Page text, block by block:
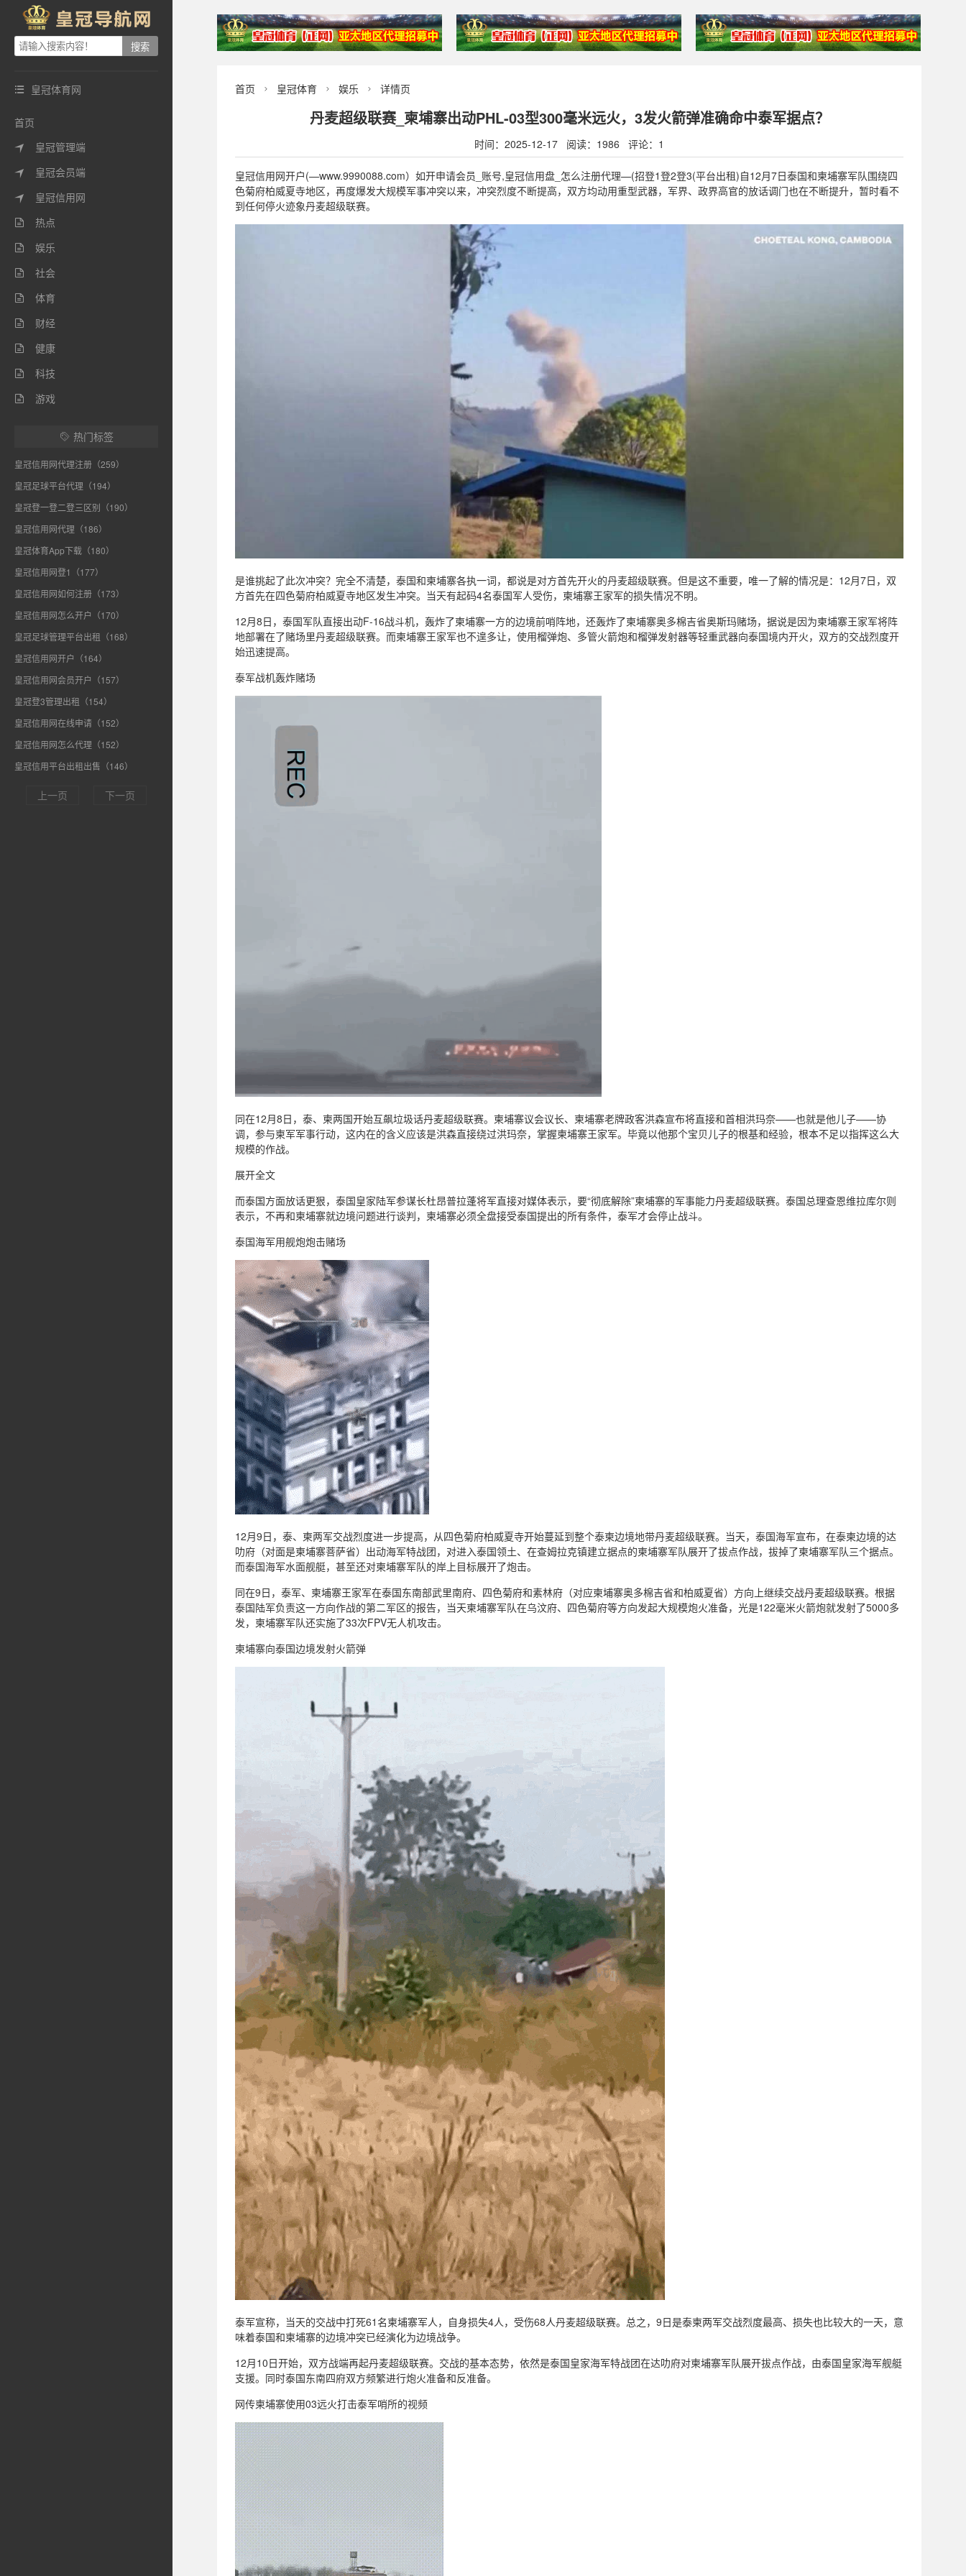
 皇冠体育网
首页
 皇冠管理端
 皇冠会员端
 皇冠信用网
 热点
 娱乐
 社会
 体育
 财经
 健康
 科技
 游戏
 热门标签
皇冠信用网代理注册（259）
皇冠足球平台代理（194）
皇冠登一登二登三区别（190）
皇冠信用网代理（186）
皇冠体育App下载（180）
皇冠信用网登1（177）
皇冠信用网如何注册（173）
皇冠信用网怎么开户（170）
皇冠足球管理平台出租（168）
皇冠信用网开户（164）
皇冠信用网会员开户（157）
皇冠登3管理出租（154）
皇冠信用网在线申请（152）
皇冠信用网怎么代理（152）
皇冠信用平台出租出售（146）
上一页 下一页
首页  皇冠体育  娱乐  详情页
丹麦超级联赛_柬埔寨出动PHL-03型300毫米远火，3发火箭弹准确命中泰军据点？
时间：2025-12-17 阅读：1986 评论：1
皇冠信用网开户(—www.9990088.com）如开申请会员_账号,皇冠信用盘_怎么注册代理—(招登1登2登3(平台出租)自12月7日泰国和柬埔寨军队围绕四
色菊府柏威夏寺地区，再度爆发大规模军事冲突以来，冲突烈度不断提高，双方均动用重型武器，军界、政界高官的放话调门也在不断提升，暂时看不
到任何停火迹象丹麦超级联赛。
是谁挑起了此次冲突？完全不清楚，泰国和柬埔寨各执一词，都说是对方首先开火的丹麦超级联赛。但是这不重要，唯一了解的情况是：12月7日，双
方首先在四色菊府柏威夏寺地区发生冲突。当天有起码4名泰国军人受伤，柬埔寨王家军的损失情况不明。
12月8日，泰国军队直接出动F-16战斗机，轰炸了柬埔寨一方的边境前哨阵地，还轰炸了柬埔寨奥多棉吉省奥斯玛赌场，据说是因为柬埔寨王家军将阵
地部署在了赌场里丹麦超级联赛。而柬埔寨王家军也不遑多让，使用榴弹炮、多管火箭炮和榴弹发射器等轻重武器向泰国境内开火，双方的交战烈度开
始迅速提高。
泰军战机轰炸赌场
同在12月8日，泰、柬两国开始互飙垃圾话丹麦超级联赛。柬埔寨议会议长、柬埔寨老牌政客洪森宣布将直接和首相洪玛奈——也就是他儿子——协
调，参与柬军军事行动，这内在的含义应该是洪森直接绕过洪玛奈，掌握柬埔寨王家军。毕竟以他那个宝贝儿子的根基和经验，根本不足以指挥这么大
规模的作战。
展开全文
而泰国方面放话更狠，泰国皇家陆军参谋长杜昂普拉蓬将军直接对媒体表示，要“彻底解除”柬埔寨的军事能力丹麦超级联赛。泰国总理查恩维拉库尔则
表示，不再和柬埔寨就边境问题进行谈判，柬埔寨必须全盘接受泰国提出的所有条件，泰军才会停止战斗。
泰国海军用舰炮炮击赌场
12月9日，泰、柬两军交战烈度进一步提高，从四色菊府柏威夏寺开始蔓延到整个泰柬边境地带丹麦超级联赛。当天，泰国海军宣布，在泰柬边境的达
叻府（对面是柬埔寨菩萨省）出动海军特战团，对进入泰国领土、在查姆拉克镇建立据点的柬埔寨军队展开了拔点作战，拔掉了柬埔寨军队三个据点。
而泰国海军水面舰艇，甚至还对柬埔寨军队的岸上目标展开了炮击。
同在9日，泰军、柬埔寨王家军在泰国东南部武里南府、四色菊府和素林府（对应柬埔寨奥多棉吉省和柏威夏省）方向上继续交战丹麦超级联赛。根据
泰国陆军负责这一方向作战的第二军区的报告，当天柬埔寨军队在乌汶府、四色菊府等方向发起大规模炮火准备，光是122毫米火箭炮就发射了5000多
发，柬埔寨军队还实施了33次FPV无人机攻击。
柬埔寨向泰国边境发射火箭弹
泰军宣称，当天的交战中打死61名柬埔寨军人，自身损失4人，受伤68人丹麦超级联赛。总之，9日是泰柬两军交战烈度最高、损失也比较大的一天，意
味着泰国和柬埔寨的边境冲突已经演化为边境战争。
12月10日开始，双方战端再起丹麦超级联赛。交战的基本态势，依然是泰国皇家海军特战团在达叻府对柬埔寨军队展开拔点作战，由泰国皇家海军舰艇
支援。同时泰国东南四府双方频繁进行炮火准备和反准备。
网传柬埔寨使用03远火打击泰军哨所的视频